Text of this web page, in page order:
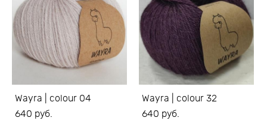
Wayra | colour 04
640 pуб.
Wayra | colour 32
640 pуб.